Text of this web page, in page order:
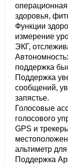
здоровья,
Функции
измерение
ЭКГ,
поддержка
Поддержка
сообщений,
запястье.
Голосовые
голосового
GPS и
альтиметр
Поддержка